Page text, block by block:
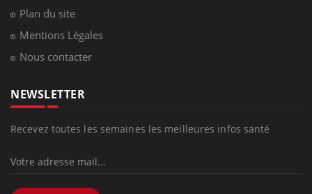
Plan du site
Mentions Légales
Nous contacter
NEWSLETTER
Recevez toutes les semaines les meilleures infos santé